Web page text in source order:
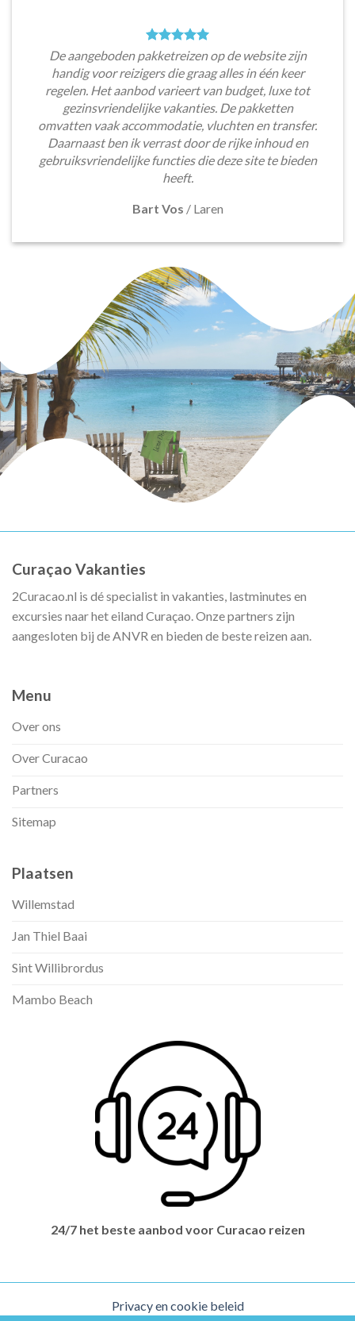
De aangeboden pakketreizen op de website zijn
handig voor reizigers die graag alles in één keer
regelen. Het aanbod varieert van budget, luxe tot
gezinsvriendelijke vakanties. De pakketten
omvatten vaak accommodatie, vluchten en transfer.
Daarnaast ben ik verrast door de rijke inhoud en
gebruiksvriendelijke functies die deze site te bieden
heeft.
Bart Vos / Laren
Curaçao Vakanties
2Curacao.nl is dé specialist in vakanties, lastminutes en
excursies naar het eiland Curaçao. Onze partners zijn
aangesloten bij de ANVR en bieden de beste reizen aan.
Menu
Over ons
Over Curacao
Partners
Sitemap
Plaatsen
Willemstad
Jan Thiel Baai
Sint Willibrordus
Mambo Beach
24/7 het beste aanbod voor Curacao reizen
Privacy en cookie beleid